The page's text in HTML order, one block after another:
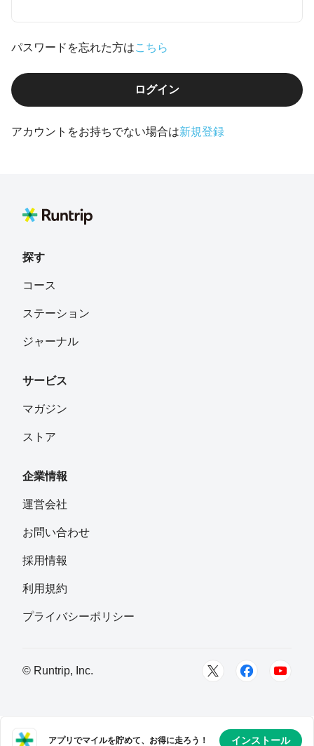
パスワードを忘れた方はこちら
ログイン
アカウントをお持ちでない場合は新規登録
探す
コース
ステーション
ジャーナル
サービス
マガジン
ストア
企業情報
運営会社
お問い合わせ
採用情報
利用規約
プライバシーポリシー
© Runtrip, Inc.
アプリでマイルを貯めて、お得に走ろう！ インストール